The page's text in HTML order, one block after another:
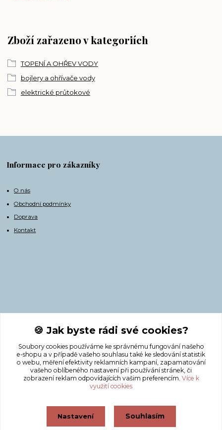
Zboží zařazeno v kategoriích
TOPENÍ A OHŘEV VODY
bojlery a ohřívače vody
elektrické průtokové
Informace pro zákazníky
O nás
Obchodní podmínky
Doprava
Kontakt
Kontakty
+420 775 308 750
info@masnicak.cz
🍪 Jak byste rádi své cookies?
Soubory cookies používáme ke správnému fungování našeho
e-shopu a v případě vašeho souhlasu také ke sledování statistik
o webu, měření efektivity reklamních kampaní, zapamatování
vašeho oblíbeného nastavení při používání stránek, či
zobrazení reklam odpovídajících vašim preferencím. Více k
využití cookies
Nastavení Souhlasím